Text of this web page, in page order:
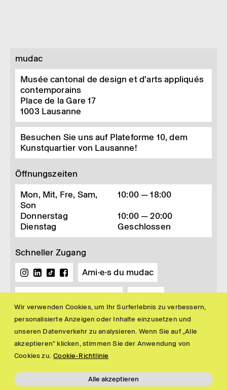
Wir verwenden Cookies, um Ihr Surferlebnis zu verbessern,
personalisierte Anzeigen oder Inhalte einzusetzen und
unseren Datenverkehr zu analysieren. Wenn Sie auf „Alle
akzeptieren" klicken, stimmen Sie der Anwendung von
Cookies zu. Cookie-Richtlinie
Alle akzeptieren
mudac
Musée cantonal de design et d’arts appliqués
contemporains
Place de la Gare 17
1003 Lausanne
Besuchen Sie uns auf Plateforme 10, dem
Kunstquartier von Lausanne!
Öffnungszeiten
Mon, Mit, Fre, Sam,
Son
10:00 — 18:00
Donnerstag
10:00 — 20:00
Dienstag
Geschlossen
Schneller Zugang
Ami·e·s du mudac
Buchhandlung und Shop Presse
Newsletter
Impressum Politique de confidentialité